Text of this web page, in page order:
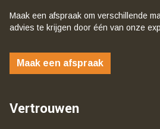
Maak een afspraak om verschillende
advies te krijgen door één van onze
Maak een afspraak
Vertrouwen